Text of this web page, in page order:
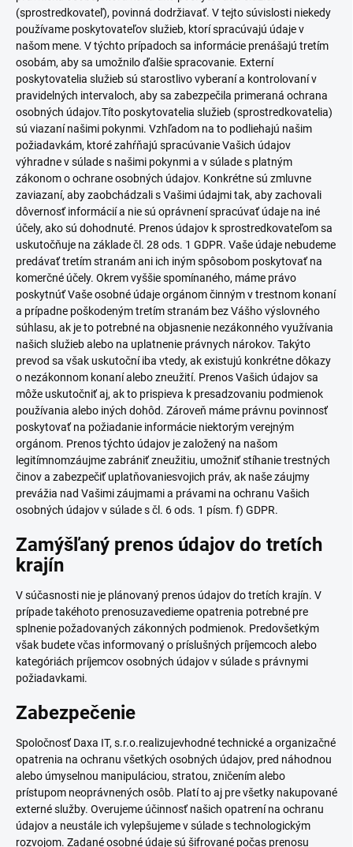
(sprostredkovateľ), povinná dodržiavať. V tejto súvislosti niekedy
používame poskytovateľov služieb, ktorí spracúvajú údaje v
našom mene. V týchto prípadoch sa informácie prenášajú tretím
osobám, aby sa umožnilo ďalšie spracovanie. Externí
poskytovatelia služieb sú starostlivo vyberaní a kontrolovaní v
pravidelných intervaloch, aby sa zabezpečila primeraná ochrana
osobných údajov.Títo poskytovatelia služieb (sprostredkovatelia)
sú viazaní našimi pokynmi. Vzhľadom na to podliehajú našim
požiadavkám, ktoré zahŕňajú spracúvanie Vašich údajov
výhradne v súlade s našimi pokynmi a v súlade s platným
zákonom o ochrane osobných údajov. Konkrétne sú zmluvne
zaviazaní, aby zaobchádzali s Vašimi údajmi tak, aby zachovali
dôvernosť informácií a nie sú oprávnení spracúvať údaje na iné
účely, ako sú dohodnuté. Prenos údajov k sprostredkovateľom sa
uskutočňuje na základe čl. 28 ods. 1 GDPR. Vaše údaje nebudeme
predávať tretím stranám ani ich iným spôsobom poskytovať na
komerčné účely. Okrem vyššie spomínaného, máme právo
poskytnúť Vaše osobné údaje orgánom činným v trestnom konaní
a prípadne poškodeným tretím stranám bez Vášho výslovného
súhlasu, ak je to potrebné na objasnenie nezákonného využívania
našich služieb alebo na uplatnenie právnych nárokov. Takýto
prevod sa však uskutoční iba vtedy, ak existujú konkrétne dôkazy
o nezákonnom konaní alebo zneužití. Prenos Vašich údajov sa
môže uskutočniť aj, ak to prispieva k presadzovaniu podmienok
používania alebo iných dohôd. Zároveň máme právnu povinnosť
poskytovať na požiadanie informácie niektorým verejným
orgánom. Prenos týchto údajov je založený na našom
legitímnomzáujme zabrániť zneužitiu, umožniť stíhanie trestných
činov a zabezpečiť uplatňovaniesvojich práv, ak naše záujmy
prevážia nad Vašimi záujmami a právami na ochranu Vašich
osobných údajov v súlade s čl. 6 ods. 1 písm. f) GDPR.
Zamýšľaný prenos údajov do tretích
krajín
V súčasnosti nie je plánovaný prenos údajov do tretích krajín. V
prípade takéhoto prenosuzavedieme opatrenia potrebné pre
splnenie požadovaných zákonných podmienok. Predovšetkým
však budete včas informovaný o príslušných príjemcoch alebo
kategóriách príjemcov osobných údajov v súlade s právnymi
požiadavkami.
Zabezpečenie
Spoločnosť Daxa IT, s.r.o.realizujevhodné technické a organizačné
opatrenia na ochranu všetkých osobných údajov, pred náhodnou
alebo úmyselnou manipuláciou, stratou, zničením alebo
prístupom neoprávnených osôb. Platí to aj pre všetky nakupované
externé služby. Overujeme účinnosť našich opatrení na ochranu
údajov a neustále ich vylepšujeme v súlade s technologickým
rozvojom. Zadané osobné údaje sú šifrované počas prenosu